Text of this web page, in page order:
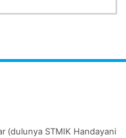
(dulunya STMIK Handayani